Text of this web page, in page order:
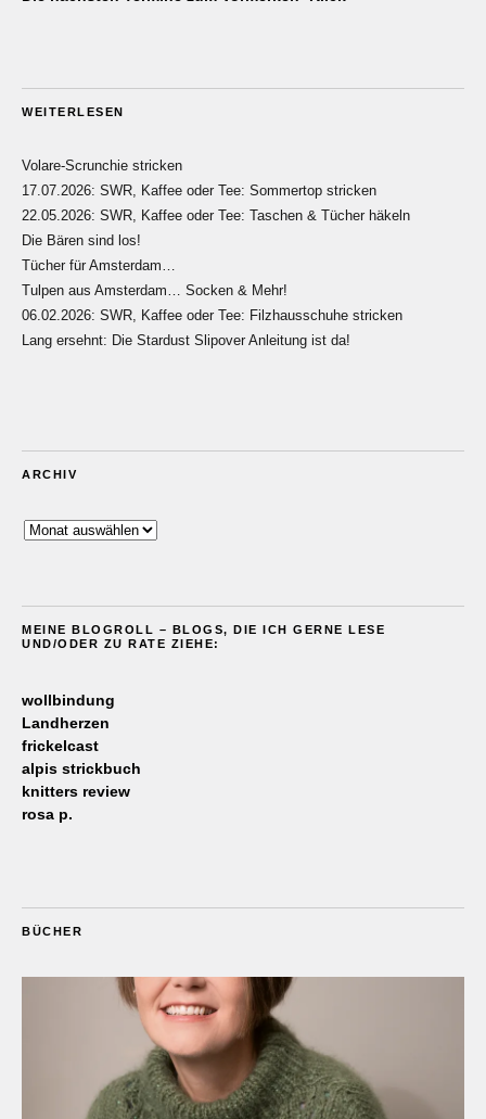
WEITERLESEN
Volare-Scrunchie stricken
17.07.2026: SWR, Kaffee oder Tee: Sommertop stricken
22.05.2026: SWR, Kaffee oder Tee: Taschen & Tücher häkeln
Die Bären sind los!
Tücher für Amsterdam…
Tulpen aus Amsterdam… Socken & Mehr!
06.02.2026: SWR, Kaffee oder Tee: Filzhausschuhe stricken
Lang ersehnt: Die Stardust Slipover Anleitung ist da!
ARCHIV
Archiv
MEINE BLOGROLL – BLOGS, DIE ICH GERNE LESE
UND/ODER ZU RATE ZIEHE:
wollbindung
Landherzen
frickelcast
alpis strickbuch
knitters review
rosa p.
BÜCHER